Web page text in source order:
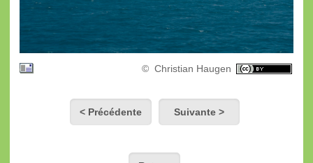
© Christian Haugen
< Précédente Suivante >